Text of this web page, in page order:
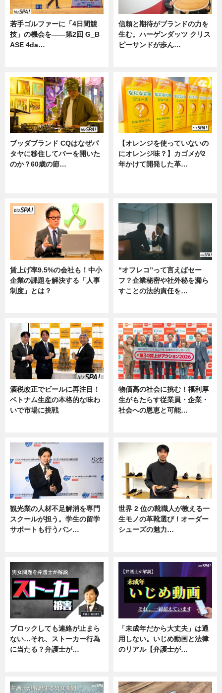
若手ゴルファーに「4日間競
技」の機会を——第2回 G_B
ASE 4da…
信頼と期待がブランドの力を
生む。ハーゲンダッツ クリス
ピーサンドが歩ん…
ブッダブランド CQはなぜパ
タヤに移住してバーを開いた
のか？60歳の節…
【オレンジを使っていないの
にオレンジ味？】カゴメが2
年かけて開発した革…
賃上げ率9.5%の会社も！中小
企業の課題を解決する「人事
制度」とは？
“オフレコ”って言えばセー
フ？企業秘密や社外秘を漏ら
すことの法的責任を…
酒税改正でビールに再注目！
ベトナム生産の本格的な味わ
いで市場に挑戦
物価高の社会に挑む！福利厚
生がもたらす従業員・企業・
社会への恩恵と可能…
観光業の人材不足解消を専門
スクールが担う。学生の留学
サポートも行うバン…
世界 2 位の靴職人が教える一
生モノの革靴選び！オーダー
シューズの魅力…
ブロックしても連絡が止まら
ない…それ、ストーカー行為
に当たる？弁護士が…
「未成年だから大丈夫」は通
用しない。いじめ動画と法律
のリアル【弁護士が…